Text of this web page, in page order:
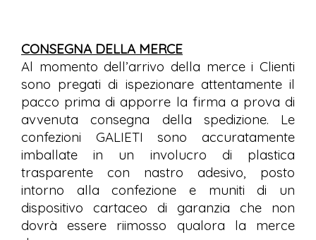
CONSEGNA DELLA MERCE
Al momento dell’arrivo della merce i Clienti
sono pregati di ispezionare attentamente il
pacco prima di apporre la firma a prova di
avvenuta consegna della spedizione. Le
confezioni GALIETI sono accuratamente
imballate in un involucro di plastica
trasparente con nastro adesivo, posto
intorno alla confezione e muniti di un
dispositivo cartaceo di garanzia che non
dovrà essere riimosso qualora la merce